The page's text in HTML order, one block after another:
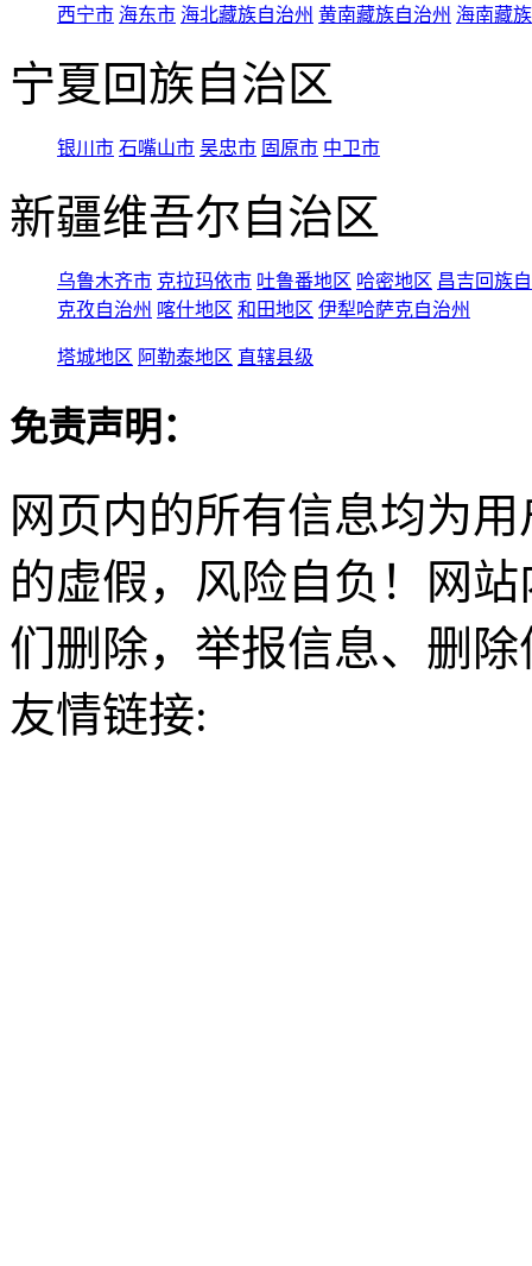
西宁市 海东市 海北藏族自治州 黄南藏族自治州 海南藏
宁夏回族自治区
银川市 石嘴山市 吴忠市 固原市 中卫市
新疆维吾尔自治区
乌鲁木齐市 克拉玛依市 吐鲁番地区 哈密地区 昌吉回族
克孜自治州 喀什地区 和田地区 伊犁哈萨克自治州
塔城地区 阿勒泰地区 直辖县级
免责声明：
网页内的所有信息均为
的虚假，风险自负！网
们删除，举报信息、删
友情链接: